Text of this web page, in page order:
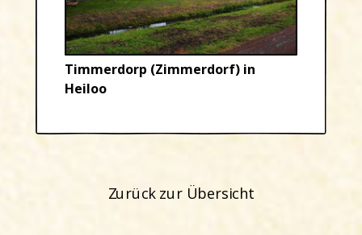
Zurück zur Übersicht
Timmerdorp (Zimmerdorf) in
Heiloo